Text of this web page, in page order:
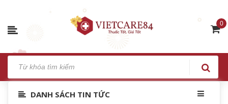
0
DANH SÁCH TIN TỨC